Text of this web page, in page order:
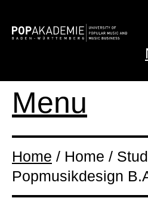
Menu
Home / Home /
Popmusikdesign